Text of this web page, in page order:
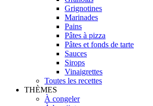
Grignotines
Marinades
Pains
Pâtes à pizza
Pâtes et fonds de tarte
Sauces
Sirops
Vinaigrettes
Toutes les recettes
THÈMES
À congeler